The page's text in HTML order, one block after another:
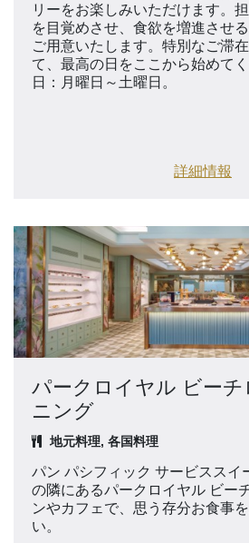
リーをお楽しみいただけます。
を目覚めさせ、食欲を増進させ
ご用意いたします。特別なご滞
て、最高の日をここから始めて
日：月曜日～土曜日。
詳細情報
パークロイヤル ビーチ
ニング
地元料理, 各国料理
パン パシフィック サービススイ
の隣にあるパークロイヤル ビー
ンやカフェで、思う存分お食事
い。